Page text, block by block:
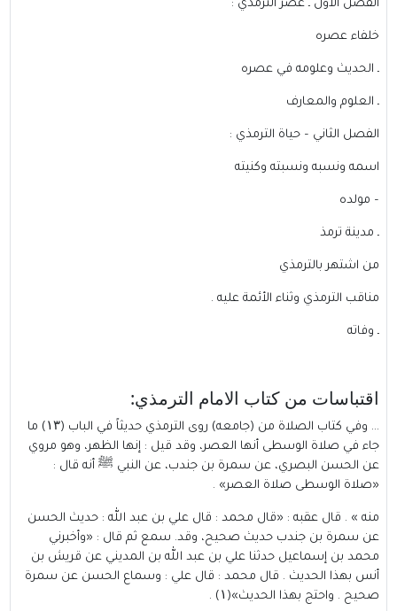
الفصل الأول ـ عصر الترمذي :
خلفاء عصره
ـ الحديث وعلومه في عصره
ـ العلوم والمعارف
الفصل الثاني – حياة الترمذي :
اسمه ونسبه ونسبته وكنيته
– مولده
ـ مدينة ترمذ
من اشتهر بالترمذي
مناقب الترمذي وثناء الأئمة عليه .
ـ وفاته
اقتباسات من كتاب الامام الترمذي:
… وفي كتاب الصلاة من (جامعه) روى الترمذي حديثاً في الباب (۱۳) ما
جاء في صلاة الوسطى أنها العصر، وقد قيل : إنها الظهر، وهو مروي
عن الحسن البصري، عن سمرة بن جندب، عن النبي ﷺ أنه قال :
«صلاة الوسطى صلاة العصر» .
منه » . قال عقبه : «قال محمد : قال علي بن عبد الله : حديث الحسن
عن سمرة بن جندب حديث صحيح، وقد. سمع ثم قال : «وأخبرني
محمد بن إسماعيل حدثنا علي بن عبد الله بن المديني عن قريش بن
أنس بهذا الحديث . قال محمد : قال علي : وسماع الحسن عن سمرة
صحيح . واحتج بهذا الحديث»(۱) .